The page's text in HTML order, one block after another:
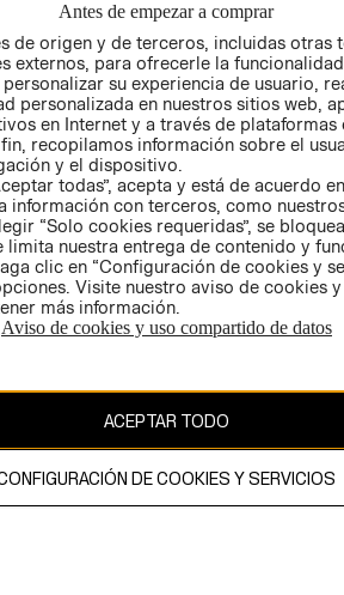
PRENSA
RELACIÓN CON
INVERSIONISTAS
POLÍTICA
EMPRESARIAL
- RETIRO EN
TIENDA
TÉRMINOS Y
CONDICIONES
PRIVACIDAD
GIFT CARD
AVISO DE
COOKIES
Antes de empezar a comprar
de origen y de terceros, incluidas otras
externos, para ofrecerle la
su experiencia de usuario,
personalizada en nuestros sitios web,
en Internet y a través de plataformas
recopilamos información sobre el
y el dispositivo.
todas”, acepta y está de acuerdo
información con terceros, como
“Solo cookies requeridas”, se
limita nuestra entrega de contenido y
clic en “Configuración de cookies y
Visite nuestro aviso de cookies
más información.
Aviso de cookies y uso compartido de datos
ACEPTAR TODO
DE COOKIES Y SERVICIOS